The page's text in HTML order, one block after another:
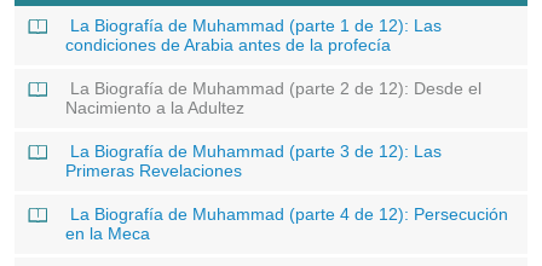
La Biografía de Muhammad (parte 1 de 12): Las
condiciones de Arabia antes de la profecía
La Biografía de Muhammad (parte 2 de 12): Desde el
Nacimiento a la Adultez
La Biografía de Muhammad (parte 3 de 12): Las
Primeras Revelaciones
La Biografía de Muhammad (parte 4 de 12): Persecución
en la Meca